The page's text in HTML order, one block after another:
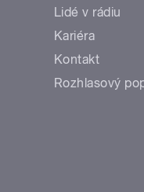
Lidé v rádiu
Kariéra
Kontakt
Rozhlasový